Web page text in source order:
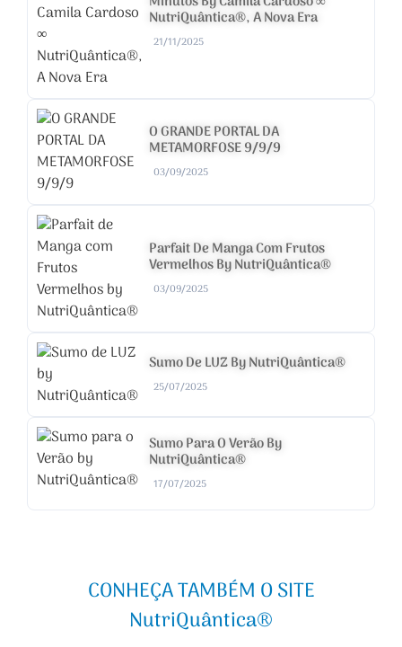
NutriQuântica®, A Nova Era
21/11/2025
O GRANDE PORTAL DA
METAMORFOSE 9/9/9
03/09/2025
Parfait De Manga Com Frutos
Vermelhos By NutriQuântica®
03/09/2025
Sumo De LUZ By NutriQuântica®
25/07/2025
Sumo Para O Verão By
NutriQuântica®
17/07/2025
CONHEÇA TAMBÉM O SITE
NutriQuântica®